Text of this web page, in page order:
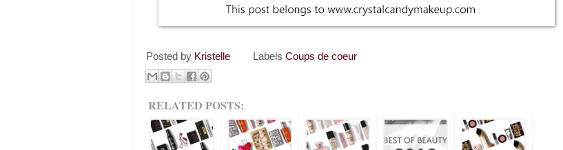
Posted by Kristelle LabelsCoups de coeur
RELATED POSTS: